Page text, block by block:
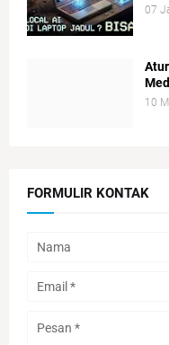
07
10
FORMULIR KONTAK